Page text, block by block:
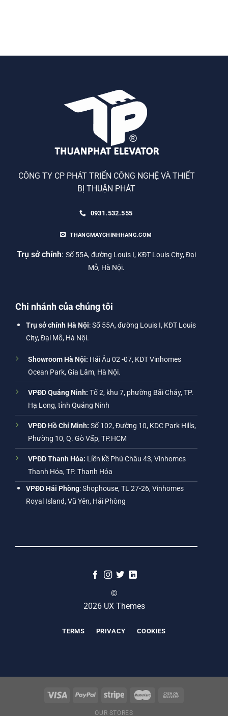
CÔNG TY CP PHÁT TRIỂN CÔNG NGHỆ VÀ THIẾT
BỊ THUẬN PHÁT
0931.532.555
THANGMAYCHINHHANG.COM
Trụ sở chính: Số 55A, đường Louis I, KĐT Louis City, Đại
Mỗ, Hà Nội.
Chi nhánh của chúng tôi
Trụ sở chính Hà Nội: Số 55A, đường Louis I, KĐT Louis
City, Đại Mỗ, Hà Nội.
Showroom Hà Nội: Hải Âu 02 -07, KĐT Vinhomes
Ocean Park, Gia Lâm, Hà Nội.
VPĐD Quảng Ninh: Tổ 2, khu 7, phường Bãi Cháy, TP.
Hạ Long, tỉnh Quảng Ninh
VPĐD Hồ Chí Minh: Số 102, Đường 10, KDC Park Hills,
Phường 10, Q. Gò Vấp, TP.HCM
VPĐD Thanh Hóa: Liền kề Phú Châu 43, Vinhomes
Thanh Hóa, TP. Thanh Hóa
VPĐD Hải Phòng: Shophouse, TL 27-26, Vinhomes
Royal Island, Vũ Yên, Hải Phòng
©
2026 UX Themes
TERMS PRIVACY COOKIES
OUR STORES